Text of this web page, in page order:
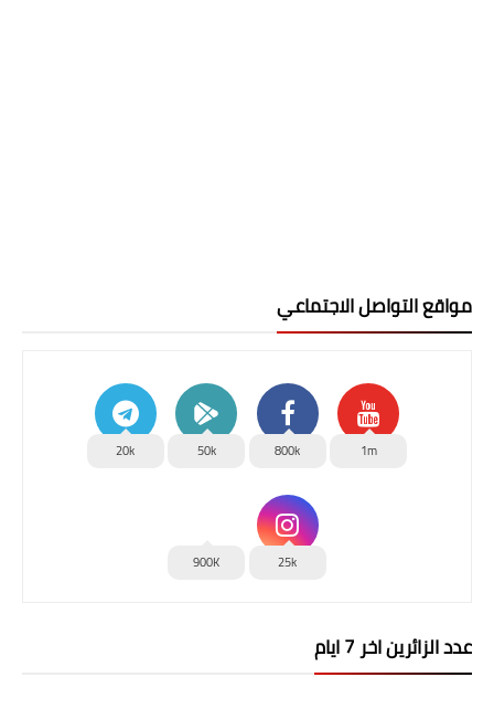
مواقع التواصل الاجتماعي
1m
800k
50k
20k
25k
900K
عدد الزائرين اخر 7 ايام